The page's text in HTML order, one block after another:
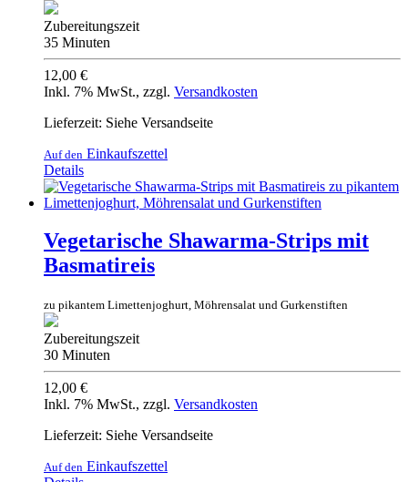
Zubereitungszeit
35 Minuten
12,00 €
Inkl. 7% MwSt., zzgl. Versandkosten
Lieferzeit: Siehe Versandseite
Auf den Einkaufszettel
Details
Vegetarische Shawarma-Strips mit
Basmatireis
zu pikantem Limettenjoghurt, Möhrensalat und Gurkenstiften
Zubereitungszeit
30 Minuten
12,00 €
Inkl. 7% MwSt., zzgl. Versandkosten
Lieferzeit: Siehe Versandseite
Auf den Einkaufszettel